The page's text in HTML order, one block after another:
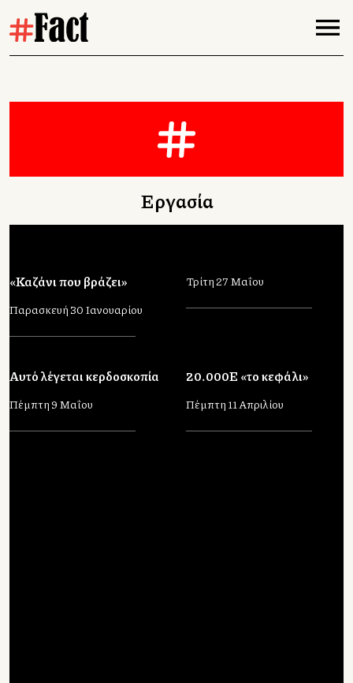
Εργασία
«Καζάνι που βράζει»
Παρασκευή 30 Ιανουαρίου
Τρίτη 27 Μαΐου
Αυτό λέγεται κερδοσκοπία
Πέμπτη 9 Μαΐου
20.000Ε «το κεφάλι»
Πέμπτη 11 Απριλίου